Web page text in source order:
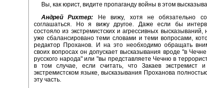
Вы, как юрист, видите пропаганду войны в этом
Андрей Рихтер: Не вижу, хотя не обязательно
соглашаться. Но я вижу другое. Даже если бы
состояло из экстремистских и агрессивных
уже сбалансировано теми словами и теми вопросами,
редактор Проханов. И на это необходимо обращать
своих вопросах он допускает высказывания вроде "в
русского народа" или "вы представляете Чечню в
в том случае, если считать, что Закаев экстремист
экстремистском языке, высказывания Проханова
эту часть.